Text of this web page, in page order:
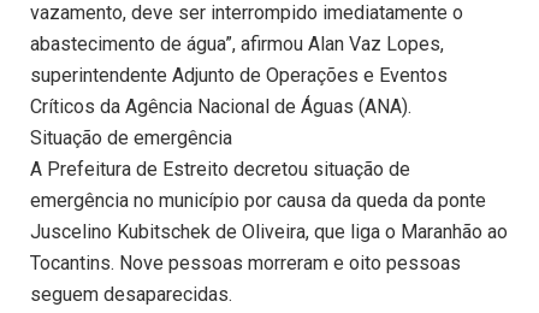
vazamento, deve ser interrompido imediatamente o
abastecimento de água”, afirmou Alan Vaz Lopes,
superintendente Adjunto de Operações e Eventos
Críticos da Agência Nacional de Águas (ANA).
Situação de emergência
A Prefeitura de Estreito decretou situação de
emergência no município por causa da queda da ponte
Juscelino Kubitschek de Oliveira, que liga o Maranhão ao
Tocantins. Nove pessoas morreram e oito pessoas
seguem desaparecidas.